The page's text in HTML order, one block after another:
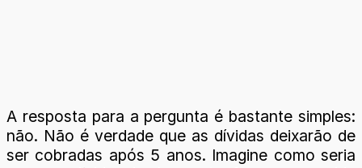
A resposta para a pergunta é bastante simples:
não. Não é verdade que as dívidas deixarão de
ser cobradas após 5 anos. Imagine como seria